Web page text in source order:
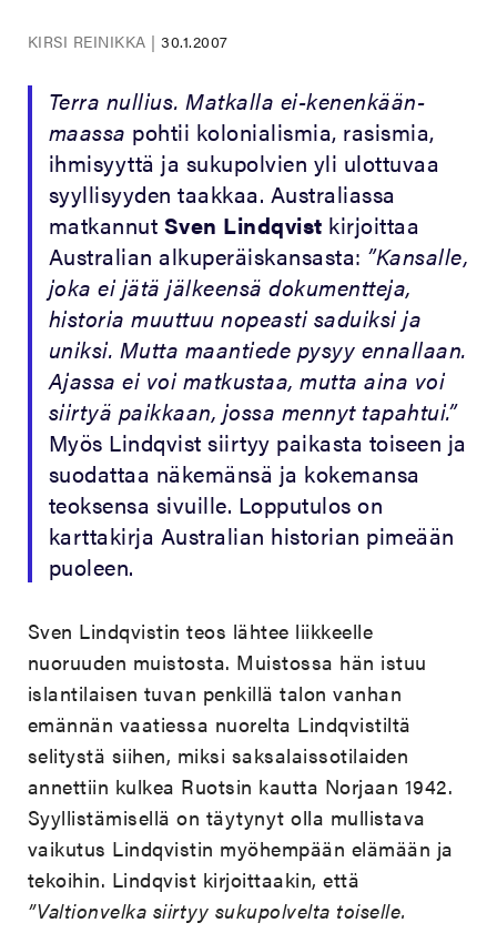
KIRSI REINIKKA |30.1.2007
Terra nullius. Matkalla ei-kenenkään-
maassa pohtii kolonialismia, rasismia,
ihmisyyttä ja sukupolvien yli ulottuvaa
syyllisyyden taakkaa. Australiassa
matkannut Sven Lindqvist kirjoittaa
Australian alkuperäiskansasta: ”Kansalle,
joka ei jätä jälkeensä dokumentteja,
historia muuttuu nopeasti saduiksi ja
uniksi. Mutta maantiede pysyy ennallaan.
Ajassa ei voi matkustaa, mutta aina voi
siirtyä paikkaan, jossa mennyt tapahtui.”
Myös Lindqvist siirtyy paikasta toiseen ja
suodattaa näkemänsä ja kokemansa
teoksensa sivuille. Lopputulos on
karttakirja Australian historian pimeään
puoleen.
Sven Lindqvistin teos lähtee liikkeelle
nuoruuden muistosta. Muistossa hän istuu
islantilaisen tuvan penkillä talon vanhan
emännän vaatiessa nuorelta Lindqvistiltä
selitystä siihen, miksi saksalaissotilaiden
annettiin kulkea Ruotsin kautta Norjaan 1942.
Syyllistämisellä on täytynyt olla mullistava
vaikutus Lindqvistin myöhempään elämään ja
tekoihin. Lindqvist kirjoittaakin, että
”Valtionvelka siirtyy sukupolvelta toiselle.